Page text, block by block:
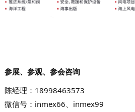
参展、参观、参会咨询
陈经理： 18998463573
微信号：inmex66、 inmex99